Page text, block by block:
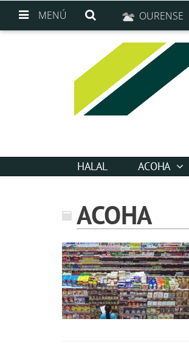
MENÚ OURENSE
HALAL ACOHA
ACOHA